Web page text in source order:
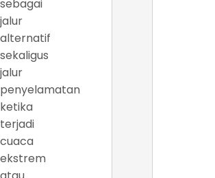
sebagai
jalur
alternatif
sekaligus
jalur
penyelamatan
ketika
terjadi
cuaca
ekstrem